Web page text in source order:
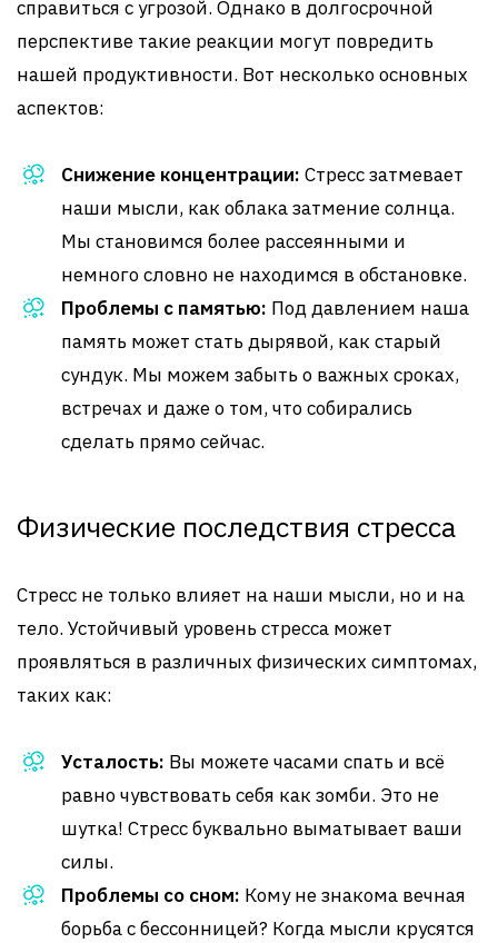
справиться с угрозой. Однако в долгосрочной
перспективе такие реакции могут повредить
нашей продуктивности. Вот несколько основных
аспектов:
Снижение концентрации: Стресс затмевает
наши мысли, как облака затмение солнца.
Мы становимся более рассеянными и
немного словно не находимся в обстановке.
Проблемы с памятью: Под давлением наша
память может стать дырявой, как старый
сундук. Мы можем забыть о важных сроках,
встречах и даже о том, что собирались
сделать прямо сейчас.
Физические последствия стресса
Стресс не только влияет на наши мысли, но и на
тело. Устойчивый уровень стресса может
проявляться в различных физических симптомах,
таких как:
Усталость: Вы можете часами спать и всё
равно чувствовать себя как зомби. Это не
шутка! Стресс буквально выматывает ваши
силы.
Проблемы со сном: Кому не знакома вечная
борьба с бессонницей? Когда мысли крусятся